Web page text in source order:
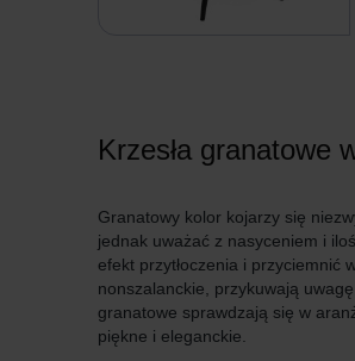
Krzesła granatowe
Granatowy kolor kojarzy się
jednak uważać z nasyceniem i
efekt przytłoczenia i przyciemnić
nonszalanckie, przykuwają
granatowe sprawdzają się w
piękne i eleganckie.